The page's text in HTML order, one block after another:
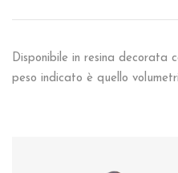
Disponibile in resina decorata
peso indicato è quello